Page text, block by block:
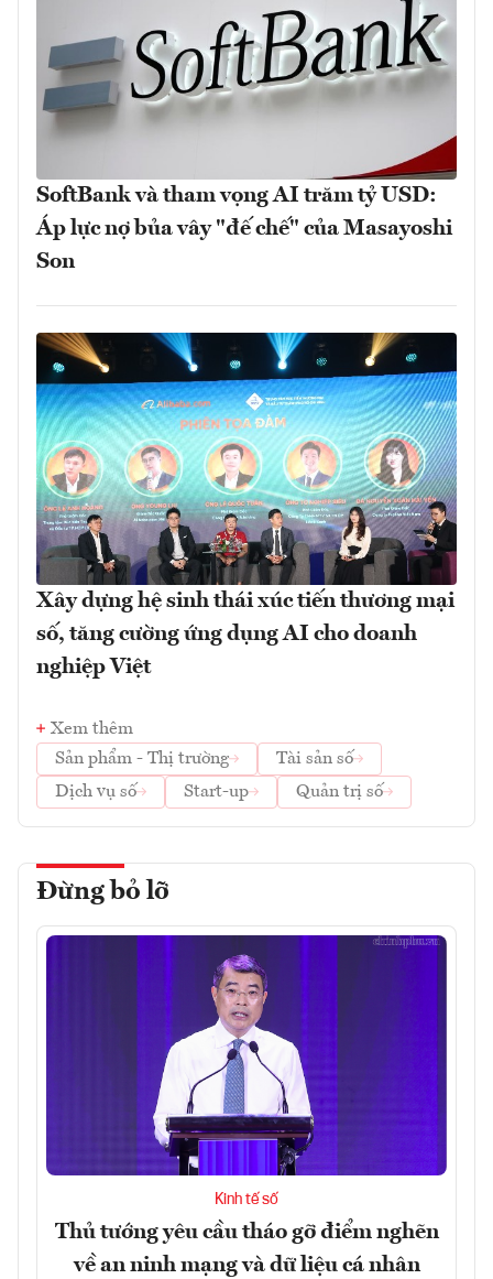
SoftBank và tham vọng AI trăm tỷ USD:
Áp lực nợ bủa vây "đế chế" của Masayoshi
Son
Xây dựng hệ sinh thái xúc tiến thương mại
số, tăng cường ứng dụng AI cho doanh
nghiệp Việt
Xem thêm
Sản phẩm - Thị trường
Tài sản số
Dịch vụ số
Start-up Quản trị số
Đừng bỏ lỡ
Kinh tế số
Thủ tướng yêu cầu tháo gỡ điểm nghẽn
về an ninh mạng và dữ liệu cá nhân